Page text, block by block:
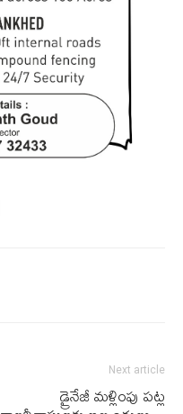
Next article
డ్రైనేజీ మళ్లింపు పట్ల